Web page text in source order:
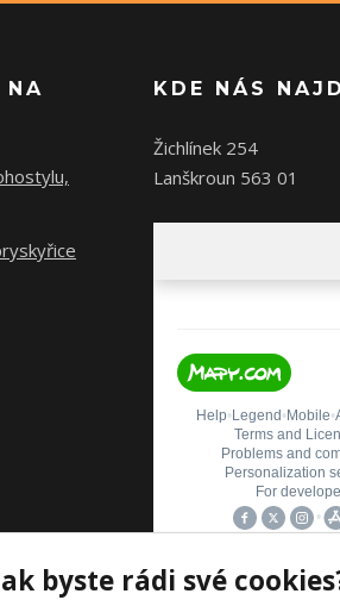
NA
KDE NÁS
Žichlínek 254
Lanškroun 563 01
byste rádi své